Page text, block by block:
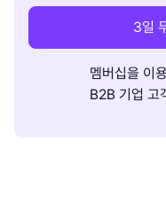
3일
멤버십을 이
B2B 기업 고